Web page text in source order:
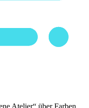
Atelier“ über Farben